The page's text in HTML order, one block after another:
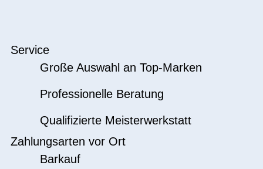
Service
Große Auswahl an Top-Marken
Professionelle Beratung
Qualifizierte Meisterwerkstatt
Zahlungsarten vor Ort
Barkauf